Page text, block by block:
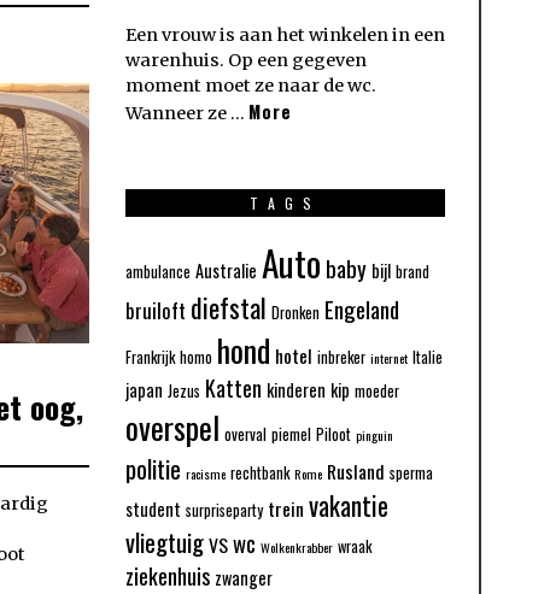
oog,
Een vrouw is aan het winkelen in een
warenhuis. Op een gegeven
moment moet ze naar de wc.
Wanneer ze … More
TAGS
ambulance Australie Auto baby bijl brand
bruiloft diefstal Dronken Engeland
Frankrijk homo hond hotel inbreker internet Italie
japan Jezus Katten kinderen kip moeder
overspel overval piemel Piloot pinguin
politie racisme rechtbank Rome Rusland sperma
student surpriseparty trein vakantie
vliegtuigVSwc Wolkenkrabber wraak
ziekenhuis zwanger